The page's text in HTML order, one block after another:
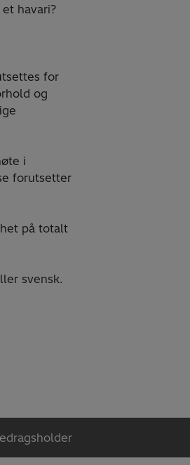
havari?
for
og
i
forutsetter
på totalt
svensk.